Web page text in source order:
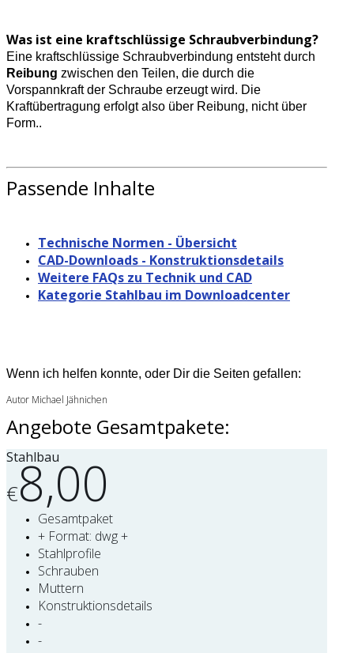
Was ist eine kraftschlüssige Schraubverbindung?
Eine kraftschlüssige Schraubverbindung entsteht durch
Reibung zwischen den Teilen, die durch die
Vorspannkraft der Schraube erzeugt wird. Die
Kraftübertragung erfolgt also über Reibung, nicht über
Form..
Passende Inhalte
Technische Normen - Übersicht
CAD-Downloads - Konstruktionsdetails
Weitere FAQs zu Technik und CAD
Kategorie Stahlbau im Downloadcenter
Wenn ich helfen konnte, oder Dir die Seiten gefallen:
Autor Michael Jähnichen
Angebote Gesamtpakete:
Stahlbau
€8,00
Gesamtpaket
+ Format: dwg +
Stahlprofile
Schrauben
Muttern
Konstruktionsdetails
-
-